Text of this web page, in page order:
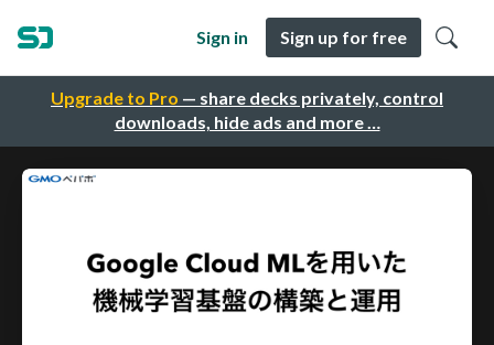
Upgrade to Pro — share decks privately, control
downloads, hide ads and more …
Sign in Sign up for free